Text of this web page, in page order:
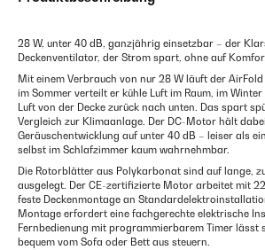
28 W, unter 40 dB, ganzjährig einsetzbar – der
Deckenventilator, der Strom spart, ohne auf
Mit einem Verbrauch von nur 28 W läuft der
im Sommer verteilt er kühle Luft im Raum, im
Luft von der Decke zurück nach unten. Das spart
Vergleich zur Klimaanlage. Der DC-Motor hält
Geräuschentwicklung auf unter 40 dB – leiser als
selbst im Schlafzimmer kaum wahrnehmbar.
Die Rotorblätter aus Polykarbonat sind auf lange,
ausgelegt. Der CE-zertifizierte Motor arbeitet mit
feste Deckenmontage an
Montage erfordert eine fachgerechte elektrische
Fernbedienung mit programmierbarem Timer lässt
bequem vom Sofa oder Bett aus steuern.